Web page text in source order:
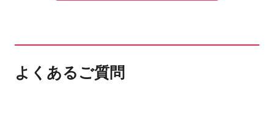
よくあるご質問